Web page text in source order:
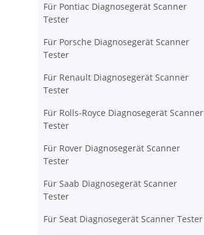
Für Pontiac Diagnosegerät Scanner
Tester
Für Porsche Diagnosegerät Scanner
Tester
Für Renault Diagnosegerät Scanner
Tester
Für Rolls-Royce Diagnosegerät Scanner
Tester
Für Rover Diagnosegerät Scanner
Tester
Für Saab Diagnosegerät Scanner
Tester
Für Seat Diagnosegerät Scanner Tester